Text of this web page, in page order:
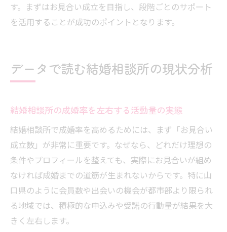
す。まずはお見合い成立を目指し、段階ごとのサポート
を活用することが成功のポイントとなります。
データで読む結婚相談所の現状分析
結婚相談所の成婚率を左右する活動量の実態
結婚相談所で成婚率を高めるためには、まず「お見合い
成立数」が非常に重要です。なぜなら、どれだけ理想の
条件やプロフィールを整えても、実際にお見合いが組め
なければ成婚までの道筋が生まれないからです。特に山
口県のように会員数や出会いの機会が都市部より限られ
る地域では、積極的な申込みや受諾の行動量が結果を大
きく左右します。